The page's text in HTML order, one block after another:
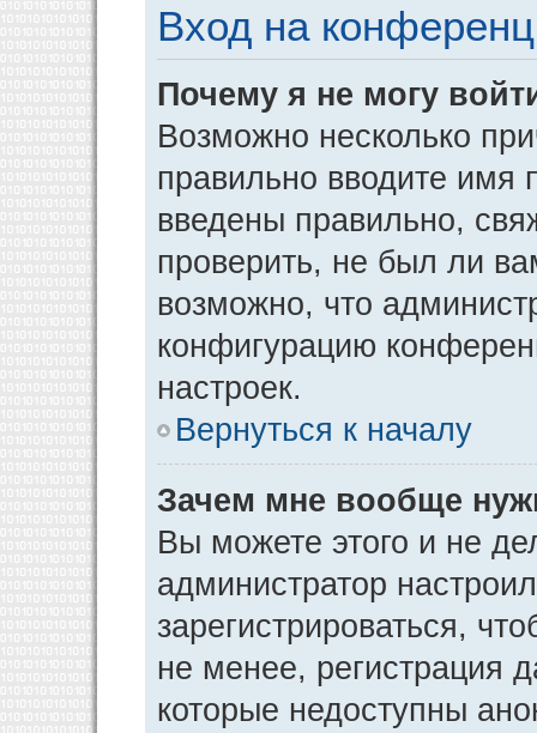
Вход на
Почему я не могу
Возможно несколько
правильно вводите имя
введены правильно,
проверить, не был ли
возможно, что
конфигурацию
настроек.
Вернуться к началу
Зачем мне вообще
Вы можете этого и не
администратор
зарегистрироваться,
не менее, регистрация
которые недоступны